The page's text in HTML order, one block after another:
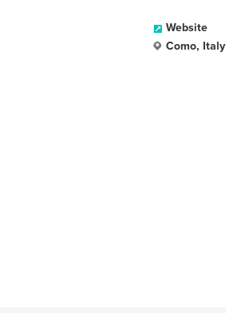
Website
Como, Italy